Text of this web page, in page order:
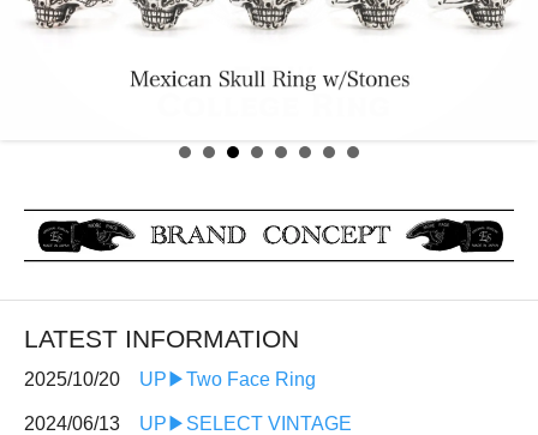
LATEST INFORMATION
2025/10/20 UP▶︎Two Face Ring
2024/06/13 UP▶︎SELECT VINTAGE